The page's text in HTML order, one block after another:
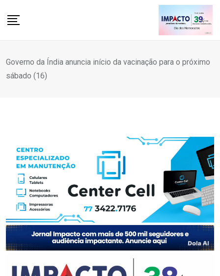
Governo da Índia anuncia início da vacinação para o próximo
sábado (16)